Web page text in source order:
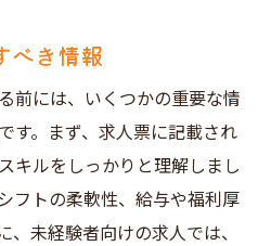
べき情報
前には、いくつかの重要な情
す。まず、求人票に記載され
キルをしっかりと理解しまし
フトの柔軟性、給与や福利厚
、未経験者向けの求人では、